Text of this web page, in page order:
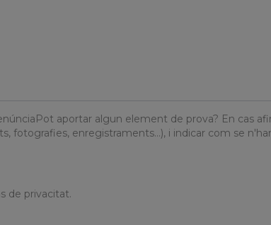
aportar algun element de prova? En cas
fotografies, enregistraments…), i indicar com se
de privacitat.